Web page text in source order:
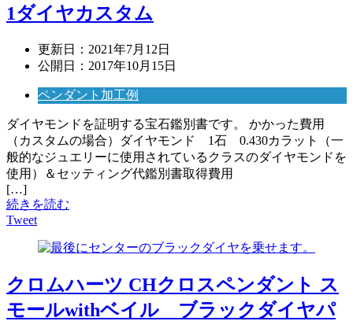
1ダイヤカスタム
更新日： 2021年7月12日
公開日： 2017年10月15日
ペンダント加工例
ダイヤモンドを証明する宝石鑑別書です。 かかった費用
（カスタムの場合）ダイヤモンド 1石 0.430カラット（一
般的なジュエリーに使用されているクラスのダイヤモンドを
使用）＆セッティング代鑑別書取得費用
[…]
続きを読む
Tweet
クロムハーツ CHクロスペンダント ス
モールwithベイル ブラックダイヤパ